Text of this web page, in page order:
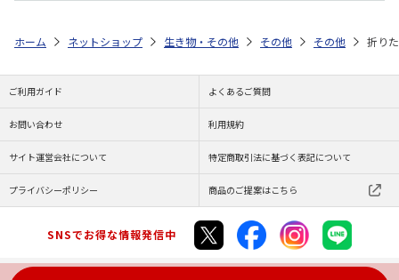
ホーム ネットショップ 生き物・その他 その他 その他 折り
ご利用ガイド よくあるご質問
お問い合わせ 利用規約
サイト運営会社について 特定商取引法に基づく表記について
プライバシーポリシー 商品のご提案はこちら
SNSでお得な情報発信中